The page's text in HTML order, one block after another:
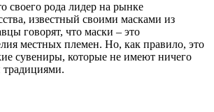
своего рода лидер на рынке
известный своими масками из
говорят, что маски – это
местных племен. Но, как правило, это
сувениры, которые не имеют ничего